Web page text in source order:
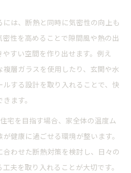
は、断熱と同時に気密性の向上も
性を高めることで隙間風や熱の出
すい空間を作り出せます。例え
層ガラスを使用したり、玄関や水
する設計を取り入れることで、快
ます。
宅を目指す場合、家全体の温度ム
健康に過ごせる環境が整います。
わせた断熱対策を検討し、日々の
夫を取り入れることが大切です。